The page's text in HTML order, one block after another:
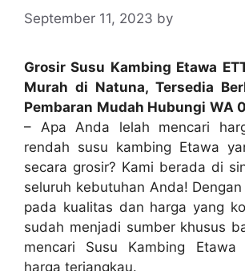
September 11, 2023 by
Grosir Susu Kambing Etawa
Murah di Natuna, Tersedia
Pembaran Mudah Hubungi WA
– Apa Anda lelah mencari
rendah susu kambing Etawa
secara grosir? Kami berada di
seluruh kebutuhan Anda!
pada kualitas dan harga yang
sudah menjadi sumber khusus
mencari Susu Kambing
harga terjangkau.